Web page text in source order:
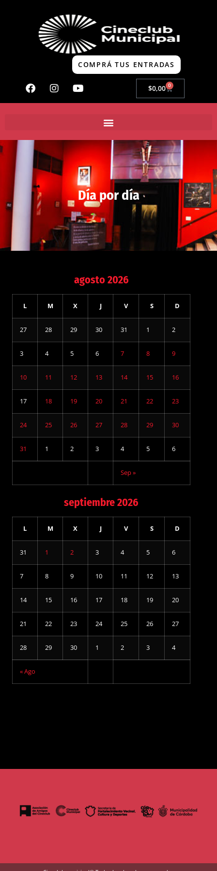
COMPRÁ TUS ENTRADAS
$0,00 0
Día por día
agosto 2026
Sep »
L M X J V S D
27 28 29 30 31 1 2
3 4 5 6 7 8 9
10 11 12 13 14 15 16
17 18 19 20 21 22 23
24 25 26 27 28 29 30
31 1 2 3 4 5 6
septiembre 2026
« Ago
L M X J V S D
31 1 2 3 4 5 6
7 8 9 10 11 12 13
14 15 16 17 18 19 20
21 22 23 24 25 26 27
28 29 30 1 2 3 4